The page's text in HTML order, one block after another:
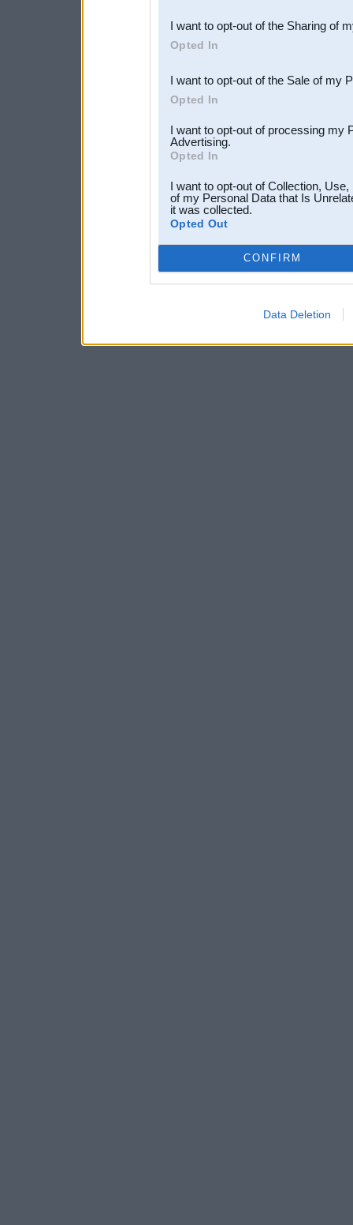
Downstream Participants
third parties.
I want to opt-out of the Sharing of
Opted In
I want to opt-out of the Sale of my
Opted In
I want to opt-out of processing my
Advertising.
Opted In
I want to opt-out of Collection,
of my Personal Data that Is
it was collected.
Opted Out
CONFIRM
Data Deletion